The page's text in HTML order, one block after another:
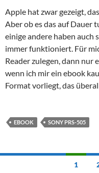
Apple hat zwar gezeigt,
Aber ob es das auf Dauer
einige andere haben auch
immer funktioniert. Für
Reader zulegen, dann nur
wenn ich mir ein ebook
Format vorliegt, das
EBOOK SONY PRS-505
1